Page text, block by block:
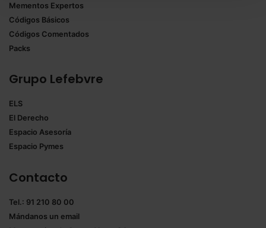
seleccionar solo aquellas que quieras permitir en tu
navegador. Si no seleccionas ninguna utilizaremos
Mementos Expertos
Códigos Básicos
Códigos Comentados
Packs
Grupo Lefebvre
ELS
El Derecho
Espacio Asesoría
Espacio Pymes
Contacto
Tel.: 91 210 80 00
Mándanos un email